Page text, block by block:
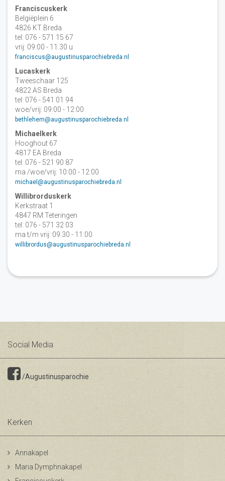
Franciscuskerk
Belgiëplein 6
4826 KT Breda
tel: 076 - 571 15 67
vrij: 09:00 - 11.30 u
franciscus@augustinusparochiebreda.nl
Lucaskerk
Tweeschaar 125
4822 AS Breda
tel: 076 - 541 01 94
woe/vrij: 09:00 - 12:00
bethlehem@augustinusparochiebreda.nl
Michaelkerk
Hooghout 67
4817 EA Breda
tel: 076 - 521 90 87
ma /woe/vrij: 10:00 - 12:00
michael@augustinusparochiebreda.nl
Willibrorduskerk
Kerkstraat 1
4847 RM Teteringen
tel: 076 - 571 32 03
ma t/m vrij: 09:30 - 11:00
willibrordus@augustinusparochiebreda.nl
Social Media
/Augustinusparochie
Kerken
Annakapel
Maria Dymphnakapel